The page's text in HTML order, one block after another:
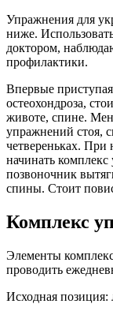
Упражнения для
ниже.
доктором,
профилактики.
Впервые
остеохондроза,
животе, спине.
упражнений стоя,
четвереньках. При
начинать
позвоночник
спины. Стоит
Комплекс
Элементы
проводить
Исходная позиция: